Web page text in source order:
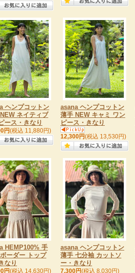
ヘンプコットン
ネイティブ
ース・きなり
円(税込 11,880円)
asana ヘンプコットン
薄手 NEW キャミ ワン
ピース・きなり
12,300円(税込 13,530円)
HEMP100% 手
ーダー トップ
なり
円(税込 14,630円)
asana ヘンプコットン
薄手 七分袖 カットソ
ー・きなり
7,300円(税込 8,030円)